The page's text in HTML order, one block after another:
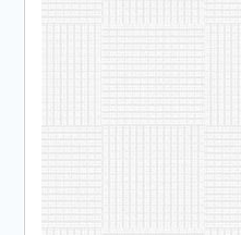
Управление образования
МО Горноуральский